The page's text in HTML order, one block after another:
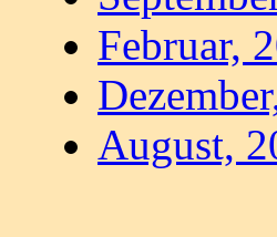
Februar,
August,